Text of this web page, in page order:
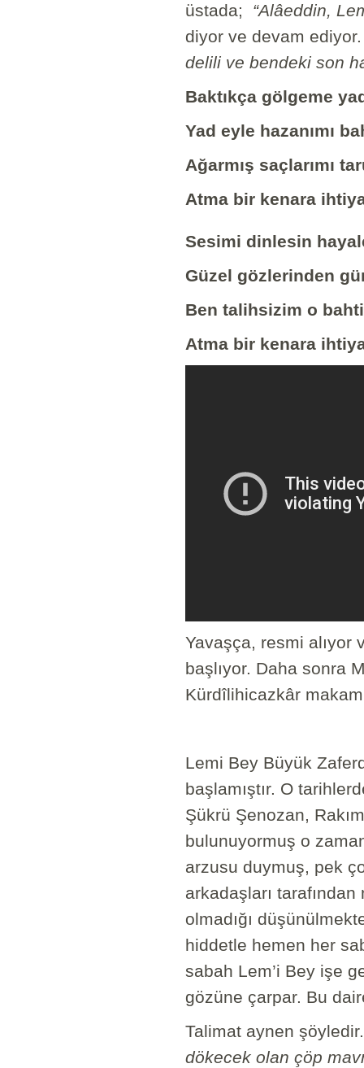
üstada; “Alâeddin,
diyor ve devam
delili ve bendeki son
Baktıkça gölgeme
Yad eyle hazanımı
Ağarmış saçlarımı
Atma bir kenara
Sesimi dinlesin
Güzel gözlerinden
Ben talihsizim o
Atma bir kenara
Yavaşça, resmi alıyor
başlıyor. Daha sonra
Kürdîlihicazkâr
Lemi Bey Büyük
başlamıştır. O
Şükrü Şenozan,
bulunuyormuş o
arzusu duymuş, pek
arkadaşları
olmadığı
hiddetle hemen her
sabah Lem’i Bey işe
gözüne çarpar. Bu
Talimat aynen şöyledir.
dökecek olan çöp